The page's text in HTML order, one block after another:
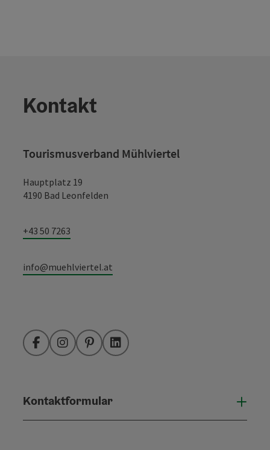
Kontakt
Tourismusverband Mühlviertel
Hauptplatz 19
4190 Bad Leonfelden
+43 50 7263
info@muehlviertel.at
FacebookInstagramPinterestLinkedIn
Kontaktformular